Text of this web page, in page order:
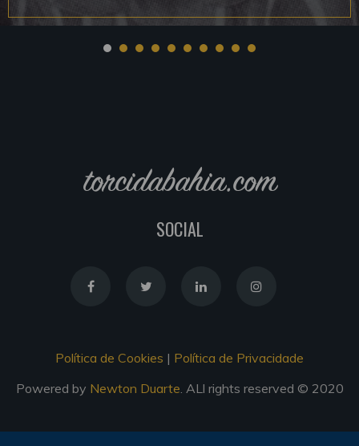
torcidabahia.com
SOCIAL
Política de Cookies | Política de Privacidade
Powered by Newton Duarte . ALl rights reserved © 2020